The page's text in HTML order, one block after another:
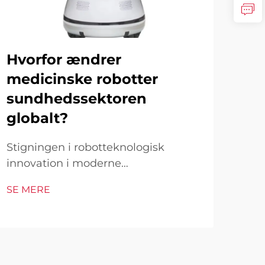
Hvorfor ændrer
medicinske robotter
sundhedssektoren
globalt?
Stigningen i robotteknologisk
innovation i moderne
oplever en hidtil uset
SE MERE